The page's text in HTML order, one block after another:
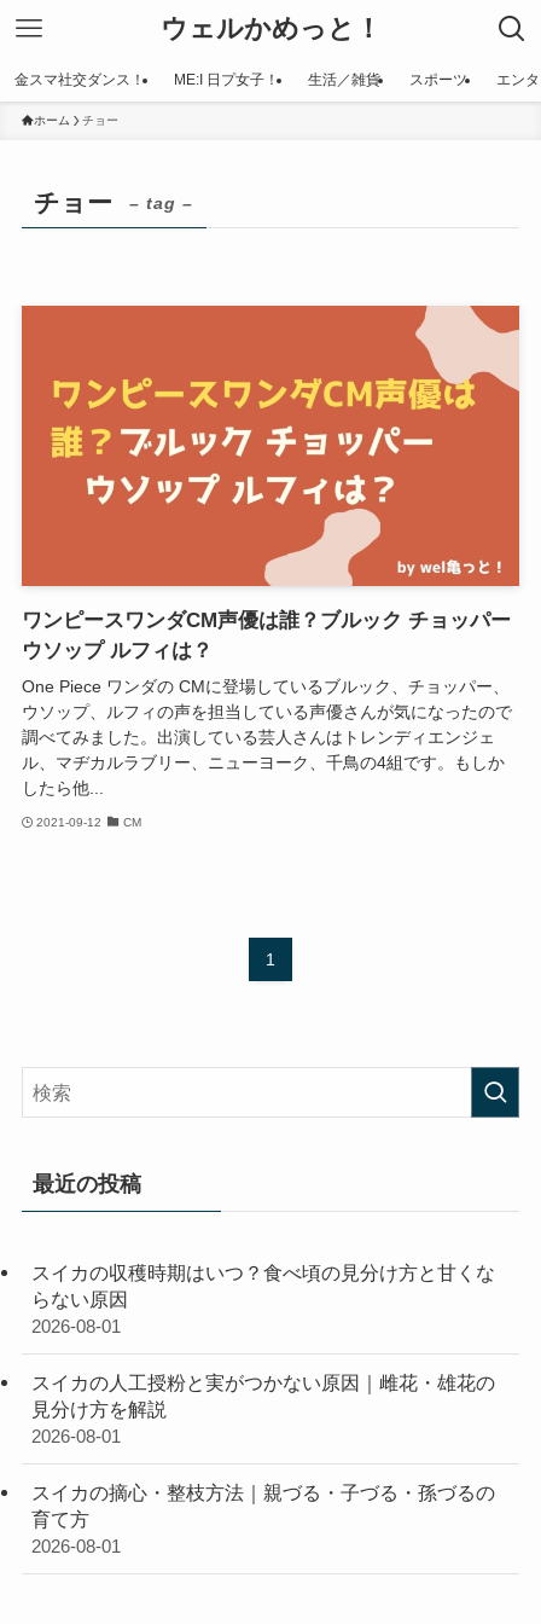
ウェルかめっと！
金スマ社交ダンス！ ME:I 日プ女子！ 生活／雑貨 スポーツ エン
ホーム チョー
チョー – tag –
ワンピースワンダCM声優は誰？ブルック チョッパー
ウソップ ルフィは？
One Piece ワンダの CMに登場しているブルック、チョッパー、
ウソップ、ルフィの声を担当している声優さんが気になったので
調べてみました。出演している芸人さんはトレンディエンジェ
ル、マヂカルラブリー、ニューヨーク、千鳥の4組です。もしか
したら他...
2021-09-12 CM
1
最近の投稿
スイカの収穫時期はいつ？食べ頃の見分け方と甘くな
らない原因
2026-08-01
スイカの人工授粉と実がつかない原因｜雌花・雄花の
見分け方を解説
2026-08-01
スイカの摘心・整枝方法｜親づる・子づる・孫づるの
育て方
2026-08-01